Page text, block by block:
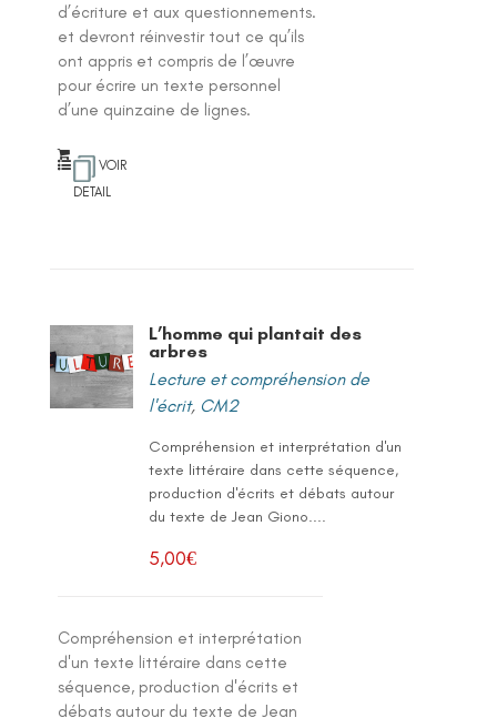
d’écriture et aux questionnements.
et devront réinvestir tout ce qu’ils
ont appris et compris de l’œuvre
pour écrire un texte personnel
d’une quinzaine de lignes.
VOIR
DETAIL
L’homme qui plantait des
arbres
Lecture et compréhension de
l'écrit, CM2
Compréhension et interprétation d'un
texte littéraire dans cette séquence,
production d'écrits et débats autour
du texte de Jean Giono....
5,00€
Compréhension et interprétation
d'un texte littéraire dans cette
séquence, production d'écrits et
débats autour du texte de Jean